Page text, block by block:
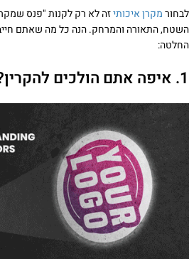
לבחורמקרן איכותיזה לא רק לקנות "פנס
השטח, התאורה והמרחק. הנה כל מה שאתם
החלטה:
1. איפה אתם הולכים להקרין? (פנים מול חוץ)